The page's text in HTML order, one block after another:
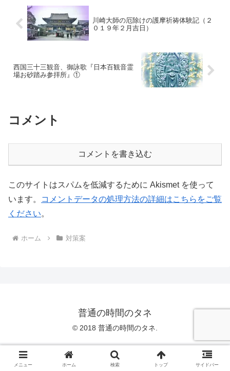
川崎大師の厄除けの護摩祈祷体験記（２
０１９年２月吉日）
西国三十三観音、御詠歌『日本百観音霊
場お砂踏み参拝所』①
コメント
コメントを書き込む
このサイトはスパムを低減するために Akismet を使って
います。
コメントデータの処理方法の詳細はこちらをご覧
ください。
ホーム 対策案
普通の時間のタネ
© 2018 普通の時間のタネ.
メニュー ホーム 検索 トップ サイドバー